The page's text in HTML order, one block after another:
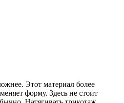
Этот материал более
форму. Здесь не стоит